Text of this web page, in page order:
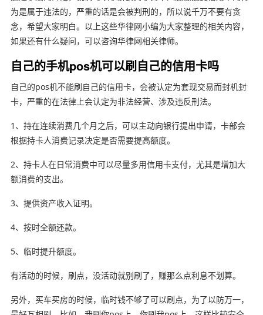
为是属于违法的，严重的话是会被判刑的，所以说千万不要有贪
念，希望大家明白。以上这些华律网小编为大家整理的相关内容，
如果还有什么疑问，可以咨询华律网相关律师。
自己的手机pos机可以刷自己的信用卡吗
自己的pos机不能刷自己的信用卡，会被认定为套现交易而封机封
卡，严重的在法律上会认定为非法经营、涉及违反刑法。
1、持在连续消费几个月之后，可以主动向银行提出申请，卡部会
根据持卡人消费记录决定是否需要提高额度。
2、持卡人在日常消费中可以尽量多用信用卡支付，尤其是增加大
额消费的支出。
3、提供资产收入证明。
4、按时全额还款。
5、临时提升额度。
有活动的时候，刷点，没活动就别刷了，赚那么点利息不划算。
另外，买车买房的时候，临时钱不够了可以刷点，为了以防万一，